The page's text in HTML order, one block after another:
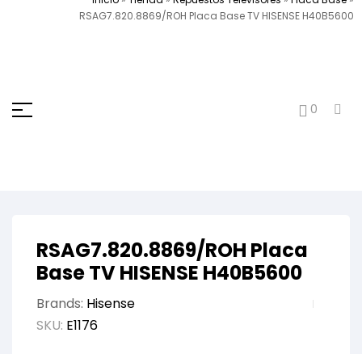
RSAG7.820.8869/ROH Placa Base TV HISENSE H40B5600
0
RSAG7.820.8869/ROH Placa
Base TV HISENSE H40B5600
Brands: Hisense
SKU: E1176